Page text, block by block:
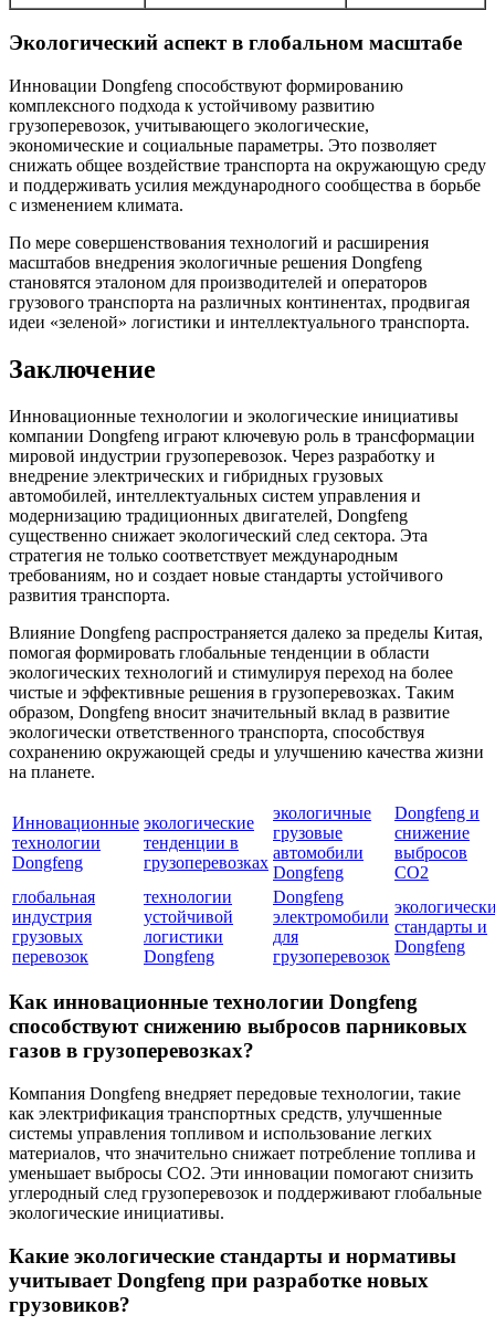
Экологический аспект в глобальном масштабе
Инновации Dongfeng способствуют формированию
комплексного подхода к устойчивому развитию
грузоперевозок, учитывающего экологические,
экономические и социальные параметры. Это позволяет
снижать общее воздействие транспорта на окружающую среду
и поддерживать усилия международного сообщества в борьбе
с изменением климата.
По мере совершенствования технологий и расширения
масштабов внедрения экологичные решения Dongfeng
становятся эталоном для производителей и операторов
грузового транспорта на различных континентах, продвигая
идеи «зеленой» логистики и интеллектуального транспорта.
Заключение
Инновационные технологии и экологические инициативы
компании Dongfeng играют ключевую роль в трансформации
мировой индустрии грузоперевозок. Через разработку и
внедрение электрических и гибридных грузовых
автомобилей, интеллектуальных систем управления и
модернизацию традиционных двигателей, Dongfeng
существенно снижает экологический след сектора. Эта
стратегия не только соответствует международным
требованиям, но и создает новые стандарты устойчивого
развития транспорта.
Влияние Dongfeng распространяется далеко за пределы Китая,
помогая формировать глобальные тенденции в области
экологических технологий и стимулируя переход на более
чистые и эффективные решения в грузоперевозках. Таким
образом, Dongfeng вносит значительный вклад в развитие
экологически ответственного транспорта, способствуя
сохранению окружающей среды и улучшению качества жизни
на планете.
Инновационные
технологии
Dongfeng
экологические
тенденции в
грузоперевозках
экологичные
грузовые
автомобили
Dongfeng
Dongfeng и
снижение
выбросов
CO2
глобальная
индустрия
грузовых
перевозок
технологии
устойчивой
логистики
Dongfeng
Dongfeng
электромобили
для
грузоперевозок
стандарты и
Dongfeng
Как инновационные технологии Dongfeng
способствуют снижению выбросов парниковых
газов в грузоперевозках?
Компания Dongfeng внедряет передовые технологии, такие
как электрификация транспортных средств, улучшенные
системы управления топливом и использование легких
материалов, что значительно снижает потребление топлива и
уменьшает выбросы CO2. Эти инновации помогают снизить
углеродный след грузоперевозок и поддерживают глобальные
экологические инициативы.
Какие экологические стандарты и нормативы
учитывает Dongfeng при разработке новых
грузовиков?